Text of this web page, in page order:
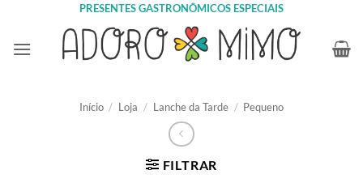
content
PRESENTES GASTRONÔMICOS ESPECIAIS
Início / Loja / Lanche da Tarde / Pequeno
FILTRAR